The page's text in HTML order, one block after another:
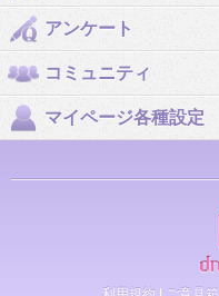
アンケート
コミュニティ
マイページ各種設定